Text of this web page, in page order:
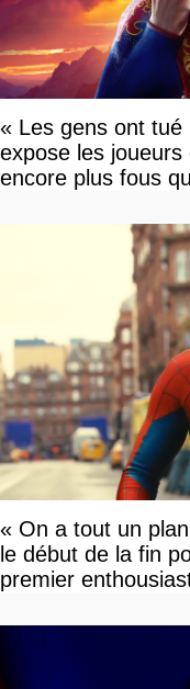
« Les gens ont
expose les
encore plus fous
« On a tout un
le début de la fin
premier